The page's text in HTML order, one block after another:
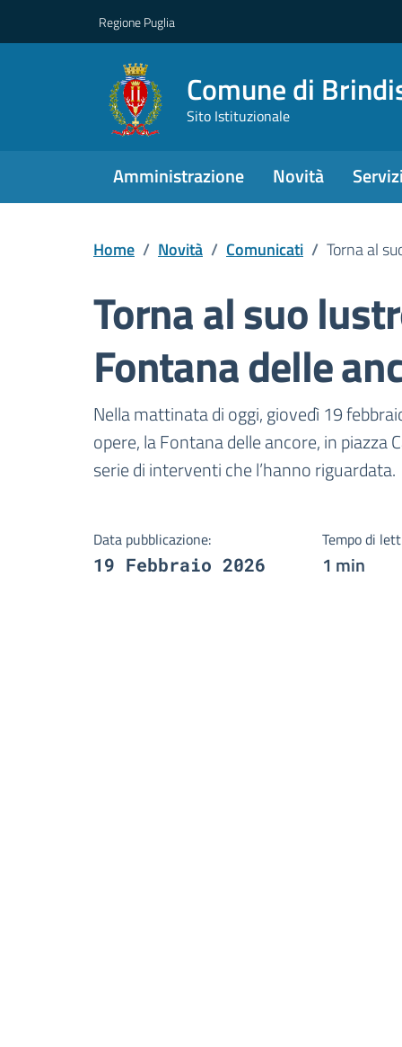
Regione Puglia
Comune di
Sito Istituzionale
Amministrazione Novità
Home / Novità / Comunicati / Torna al
Torna al suo
Fontana delle
Dettagli della
Nella mattinata di oggi, giovedì 19
opere, la Fontana delle ancore, in
serie di interventi che l’hanno riguardata.
Data pubblicazione:
19 Febbraio 2026
Tempo di
1 min